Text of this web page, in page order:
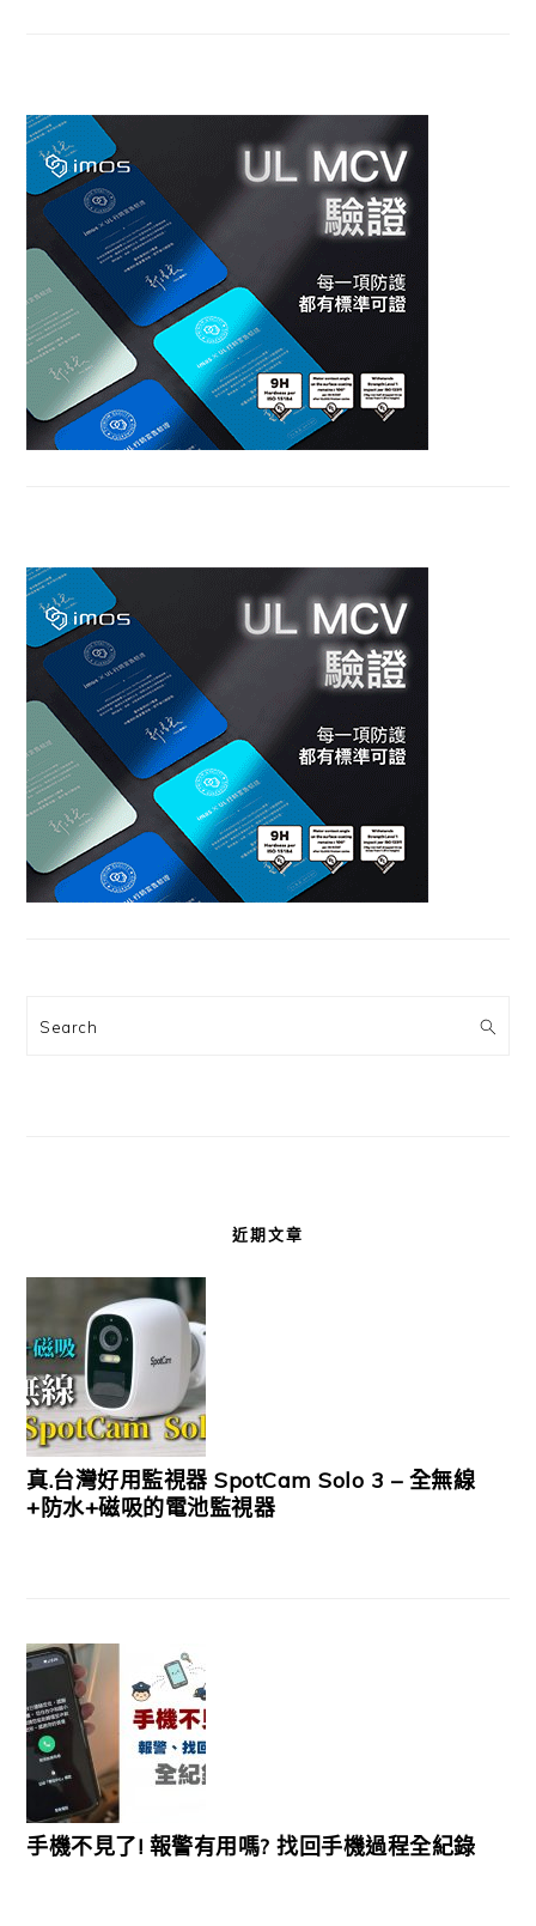
Search
近期文章
真.台灣好用監視器 SpotCam Solo 3 – 全無線
+防水+磁吸的電池監視器
手機不見了! 報警有用嗎? 找回手機過程全紀錄